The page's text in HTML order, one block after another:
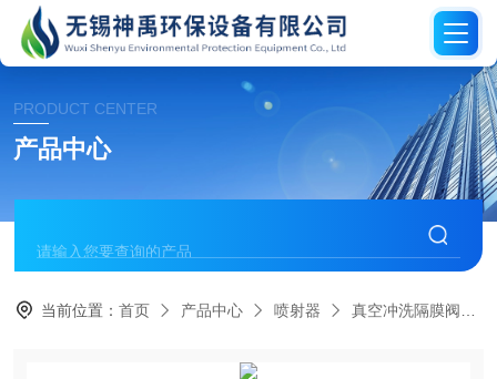
PRODUCT CENTER
产品中心
当前位置：首页 产品中心 喷射器 真空冲洗隔膜阀